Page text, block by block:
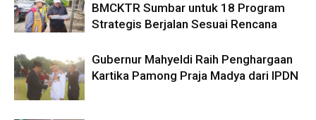
BMCKTR Sumbar untuk 18 Program
Strategis Berjalan Sesuai Rencana
Gubernur Mahyeldi Raih Penghargaan
Kartika Pamong Praja Madya dari IPDN